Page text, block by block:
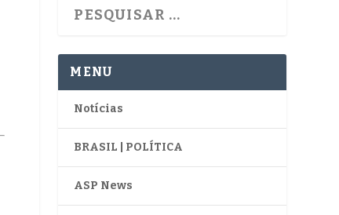
MENU
Notícias
BRASIL | POLÍTICA
ASP News